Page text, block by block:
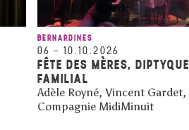
BERNARDINES
06 – 10.10.2026
FÊTE DES MÈRES, DIPTYQUE
FAMILIAL
Adèle Royné, Vincent Gardet,
Compagnie MidiMinuit